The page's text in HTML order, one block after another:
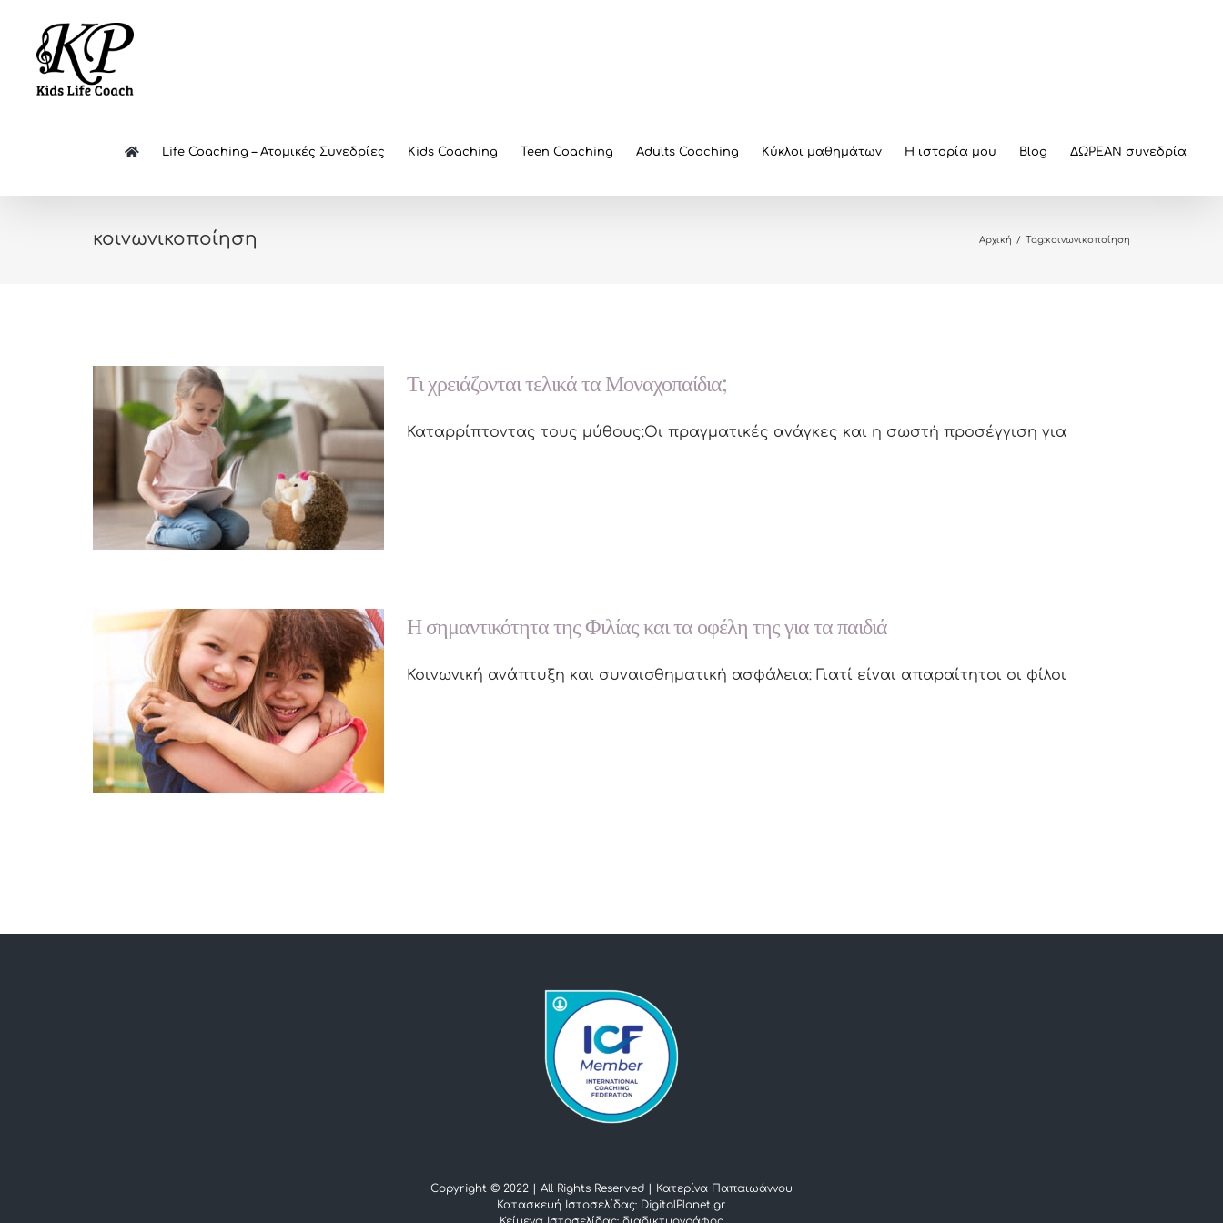
content
Life Coaching – Ατομικές Συνεδρίες Kids Coaching Teen Coaching Adults Coaching Κύκλοι μαθημάτων Η ιστορία μου Blog ΔΩΡΕΑΝ συνεδρία
κοινωνικοποίηση Αρχική / Tag:κοινωνικοποίηση
Τι χρειάζονται τελικά τα Μοναχοπαίδια;
Καταρρίπτοντας τους μύθους:Οι πραγματικές ανάγκες και η σωστή προσέγγιση για
Η σημαντικότητα της Φιλίας και τα οφέλη της για τα παιδιά
Κοινωνική ανάπτυξη και συναισθηματική ασφάλεια: Γιατί είναι απαραίτητοι οι φίλοι
Copyright © 2022 | All Rights Reserved |
Κατερίνα Παπαιωάννου
Κατασκευή Ιστοσελίδας: DigitalPlanet.gr